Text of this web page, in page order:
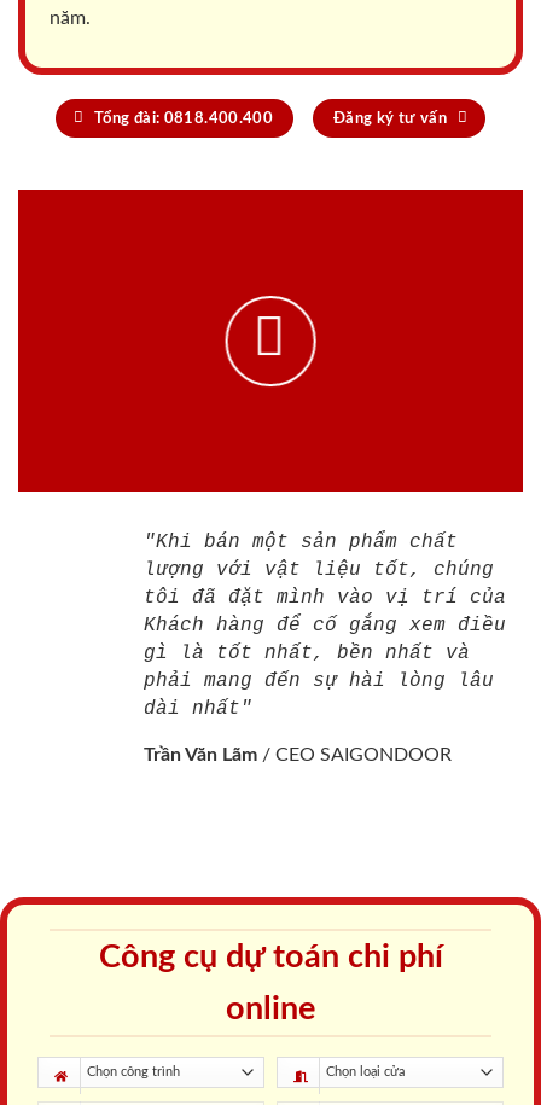
năm.
Tổng đài: 0818.400.400 Đăng ký tư vấn
"Khi bán một sản phẩm chất
lượng với vật liệu tốt, chúng
tôi đã đặt mình vào vị trí của
Khách hàng để cố gắng xem điều
gì là tốt nhất, bền nhất và
phải mang đến sự hài lòng lâu
dài nhất"
Trần Văn Lãm / CEO SAIGONDOOR
Công cụ dự toán chi phí
online